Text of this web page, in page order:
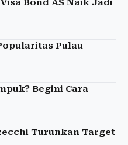
Bond AS Naik Jadi
Pulau
Begini Cara
Turunkan Target